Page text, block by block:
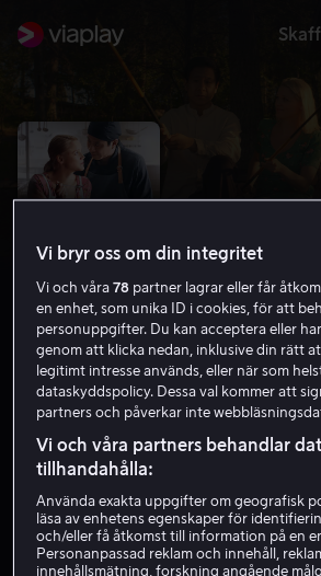
Master Cheng
HD
Hyr 49 kr
Köp 109 kr
Vi bryr oss om din integritet
Vi och våra78 partner lagrar eller får
en enhet, som unika ID i cookies, för att
personuppgifter. Du kan acceptera eller
genom att klicka nedan, inklusive din rätt
legitimt intresse används, eller när som
dataskyddspolicy. Dessa val kommer att
partners och påverkar inte
Vi och våra partners behandlar
tillhandahålla:
Använda exakta uppgifter om geografisk
läsa av enhetens egenskaper för
och/eller få åtkomst till information på en
Personanpassad reklam och innehåll,
innehållsmätning, forskning angående